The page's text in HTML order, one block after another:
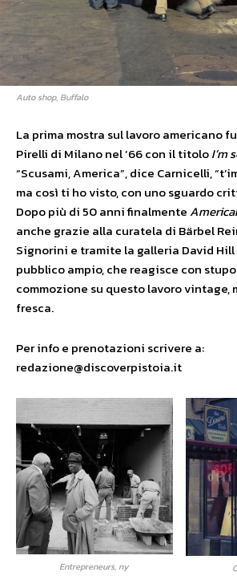
Auto shop, Buffalo
La prima mostra sul lavoro americano
Pirelli di Milano nel ‘66 con il titoloI’m
“Scusami, America”, dice Carnicelli,
ma così ti ho visto, con uno sguardo
Dopo più di 50 anni finalmente
anche grazie alla curatela di Bärbel
Signorini e tramite la galleria David Hill
pubblico ampio, che reagisce con
commozione su questo lavoro vintage,
fresca.
Per info e prenotazioni scrivere a:
redazione@discoverpistoia.it
Entrepreneurs, ny